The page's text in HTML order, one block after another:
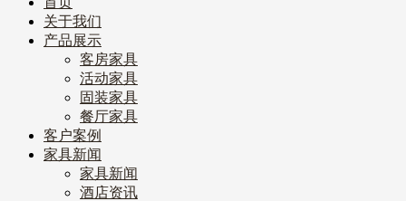
关于我们
产品展示
客房家具
活动家具
固装家具
餐厅家具
客户案例
家具新闻
家具新闻
酒店资讯